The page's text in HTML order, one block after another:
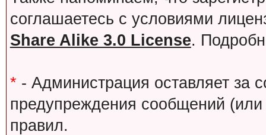
соглашаетесь с условиями
Share Alike 3.0 License.
* - Администрация оставляет за
предупреждения сообщений
правил.